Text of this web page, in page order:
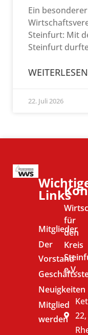
Ein
Steinfurt: Mit
Steinfurt
22. Juli 2026
Links
Mitglieder
Der
Vorstand
Neuigkeiten
Mitglied
werden
für
den
Kreis
e.V.